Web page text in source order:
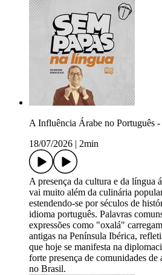
A Influência Árabe no Português -
18/07/2026
2min
A presença da cultura e da língua
vai muito além da culinária
estendendo-se por séculos de
idioma português. Palavras
expressões como "oxalá"
antigas na Península Ibérica,
que hoje se manifesta na
forte presença de comunidades de
no Brasil.